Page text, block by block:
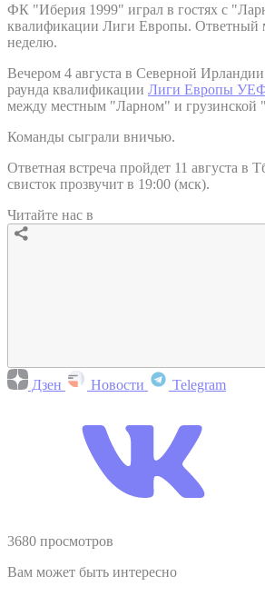
ФК "Иберия 1999" играл в гостях с
квалификации Лиги Европы. Ответный
неделю.
Вечером 4 августа в Северной Ирландии
раунда квалификации Лиги Европы
между местным "Ларном" и грузинской
Команды сыграли вничью.
Ответная встреча пройдет 11 августа в
свисток прозвучит в 19:00 (мск).
Читайте нас в
Дзен Новости Telegram
3680 просмотров
Вам может быть интересно